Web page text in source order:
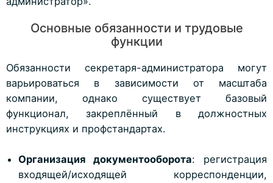
Основные обязанности и трудовые
функции
Обязанности секретаря-администратора могут
варьироваться в зависимости от масштаба
компании, однако существует базовый
функционал, закреплённый в должностных
инструкциях и профстандартах.
Организация документооборота: регистрация
входящей/исходящей корреспонденции,